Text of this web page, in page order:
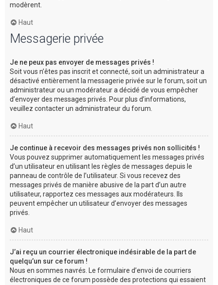
modèrent.
Haut
Messagerie privée
Je ne peux pas envoyer de messages privés !
Soit vous n’êtes pas inscrit et connecté, soit un administrateur a
désactivé entièrement la messagerie privée sur le forum, soit un
administrateur ou un modérateur a décidé de vous empêcher
d’envoyer des messages privés. Pour plus d’informations,
veuillez contacter un administrateur du forum.
Haut
Je continue à recevoir des messages privés non sollicités !
Vous pouvez supprimer automatiquement les messages privés
d’un utilisateur en utilisant les règles de messages depuis le
panneau de contrôle de l’utilisateur. Si vous recevez des
messages privés de manière abusive de la part d’un autre
utilisateur, rapportez ces messages aux modérateurs. Ils
peuvent empêcher un utilisateur d’envoyer des messages
privés.
Haut
J’ai reçu un courrier électronique indésirable de la part de
quelqu’un sur ce forum !
Nous en sommes navrés. Le formulaire d’envoi de courriers
électroniques de ce forum possède des protections qui essaient